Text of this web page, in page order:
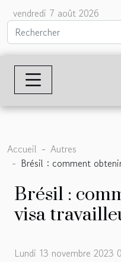
vendredi 7 août 2026
Accueil
Autres
Brésil : comment
Brésil :
visa
Lundi 13 novembre 2023